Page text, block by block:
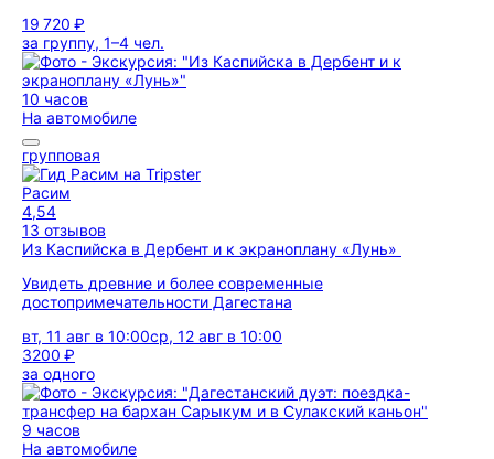
19 720 ₽
за группу, 1–4 чел.
10 часов
На автомобиле
групповая
Расим
4,54
13 отзывов
Из Каспийска в Дербент и к экраноплану «Лунь»
Увидеть древние и более современные
достопримечательности Дагестана
вт, 11 авг в 10:00ср, 12 авг в 10:00
3200 ₽
за одного
9 часов
На автомобиле